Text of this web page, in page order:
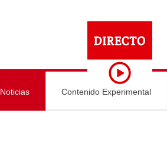
Noticias Contenido Experimental